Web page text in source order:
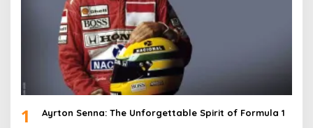
1 Ayrton Senna: The Unforgettable Spirit of Formula 1